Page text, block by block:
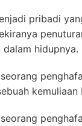
pribadi
dalam hidupnya.